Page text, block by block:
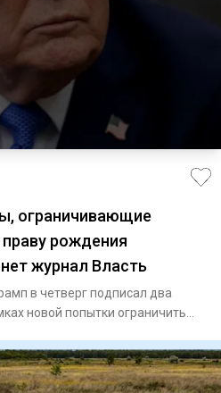
ограничивающие
рождения
журнал Власть
в четверг подписал два
новой попытки ограничить